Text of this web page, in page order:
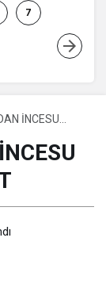
bir araya
7
İNCESU